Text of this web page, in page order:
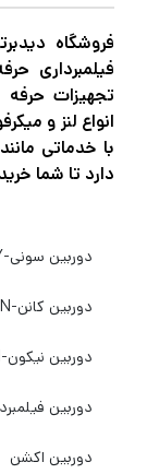
ذخیره
خروجی
کلمه
خواهید
چالش‌های
وسایل،
فروشگاه
فیلمبرداری
تجهیزات حرفه
انواع لنز و
با خدماتی
دارد تا شما
دوربین سونی-SONY
دوربین کانن-CANON
دوربین نیکون-NIKON
دوربین
دوربین اکشن